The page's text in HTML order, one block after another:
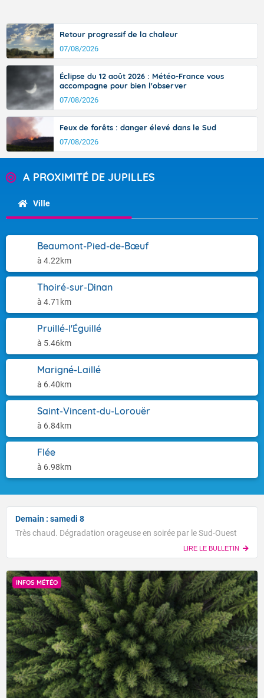
Retour progressif de la chaleur
07/08/2026
Éclipse du 12 août 2026 : Météo-France vous
accompagne pour bien l'observer
07/08/2026
Feux de forêts : danger élevé dans le Sud
07/08/2026
A PROXIMITÉ DE JUPILLES
Ville
Beaumont-Pied-de-Bœuf
à 4.22km
Thoiré-sur-Dinan
à 4.71km
Pruillé-l'Éguillé
à 5.46km
Marigné-Laillé
à 6.40km
Saint-Vincent-du-Lorouër
à 6.84km
Flée
à 6.98km
Demain : samedi 8
Très chaud. Dégradation orageuse en soirée par le Sud-Ouest
LIRE LE BULLETIN
INFOS MÉTÉO